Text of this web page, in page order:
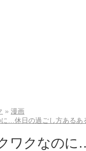
漫画
…休日の過ごし方ある
ワクなのに